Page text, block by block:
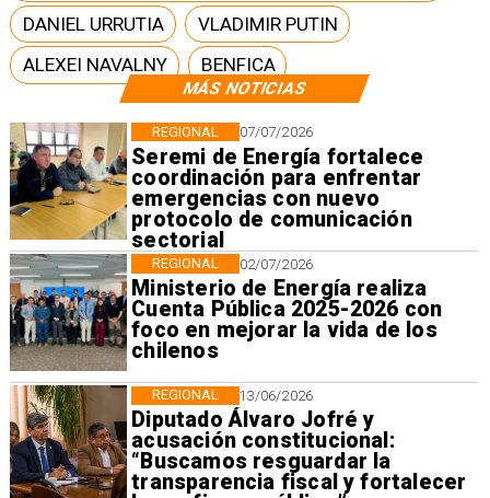
MÁS NOTICIAS
07/07/2026
Seremi de Energía fortalece
coordinación para enfrentar
emergencias con nuevo
protocolo de comunicación
sectorial
REGIONAL
02/07/2026
Ministerio de Energía realiza
Cuenta Pública 2025-2026 con
foco en mejorar la vida de los
chilenos
REGIONAL
13/06/2026
Diputado Álvaro Jofré y
acusación constitucional:
“Buscamos resguardar la
transparencia fiscal y fortalecer
REGIONAL
DANIEL URRUTIA
VLADIMIR PUTIN
ALEXEI NAVALNY
BENFICA